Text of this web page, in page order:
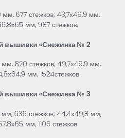
мм, 677 стежков; 43,7х49,9 мм,
мм, 987 стежков.
вышивки «Снежинка № 2
мм, 820 стежков; 49,7х49,9 мм,
мм, 1524стежков.
вышивки «Снежинка № 3
мм, 636 стежков; 44,4х49,8 мм,
мм, 1106 стежков